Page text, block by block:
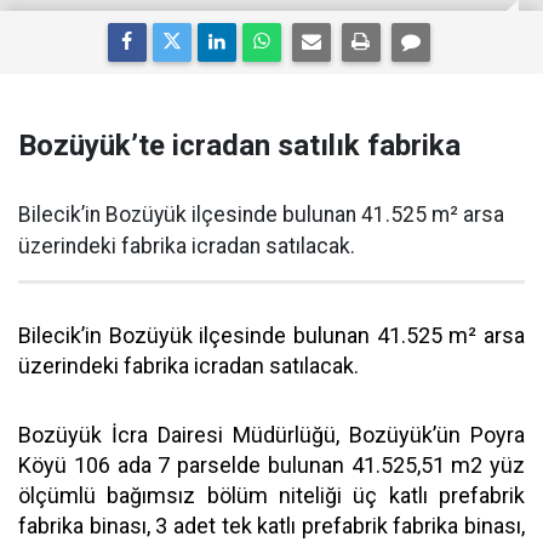
Bozüyük’te icradan satılık fabrika
Bilecik’in Bozüyük ilçesinde bulunan 41.525 m² arsa
üzerindeki fabrika icradan satılacak.
Bilecik’in Bozüyük ilçesinde bulunan 41.525 m² arsa
üzerindeki fabrika icradan satılacak.
Bozüyük İcra Dairesi Müdürlüğü, Bozüyük’ün Poyra
Köyü 106 ada 7 parselde bulunan 41.525,51 m2 yüz
ölçümlü bağımsız bölüm niteliği üç katlı prefabrik
fabrika binası, 3 adet tek katlı prefabrik fabrika binası,